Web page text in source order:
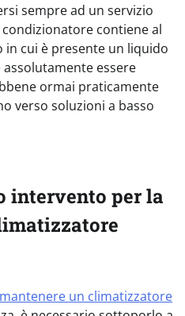
sempre ad un servizio
contiene al
cui è presente un liquido
essere
ormai praticamente
verso soluzioni a basso
intervento per la
mantenere un climatizzatore